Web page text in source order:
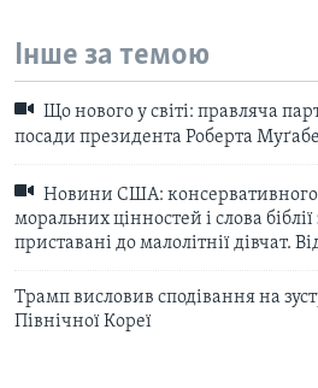
Інше за темою
Що нового у світі: правляча
посади президента Роберта
Новини США:
моральних цінностей і слова
приставані до малолітнії дівчат.
Трамп висловив сподівання на
Північної Кореї